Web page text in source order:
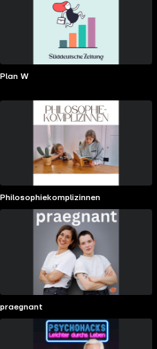
Plan W
Philosophiekomplizinnen
praegnant